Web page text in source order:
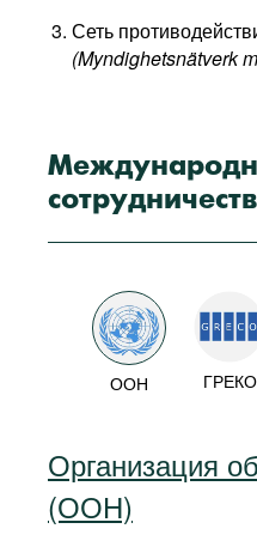
Сеть
(Myndighetsnätverk
ООН ГРЕКО
Организация
(ООН)